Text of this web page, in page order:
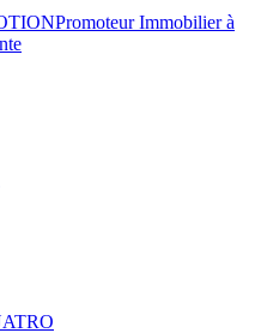
Promoteur Immobilier à